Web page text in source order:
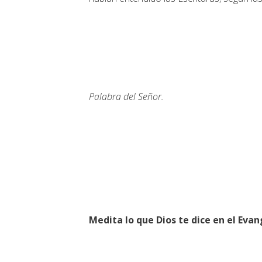
Palabra del Señor.
Medita lo que Dios te dice en el